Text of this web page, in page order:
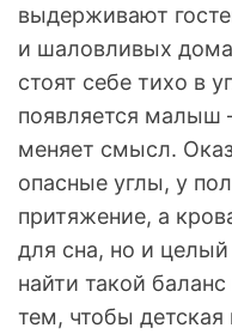
выдерживают
и шаловливых
стоят себе тихо в
появляется малыш
меняет смысл.
опасные углы, у
притяжение, а
для сна, но и
найти такой
тем, чтобы